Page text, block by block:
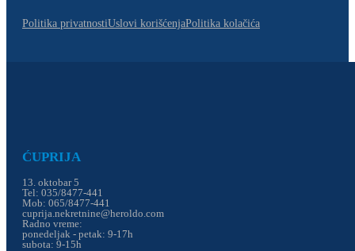
Politika privatnostiUslovi korišćenjaPolitika kolačića
ĆUPRIJA
13. oktobar 5
Tel: 035/8477-441
Mob: 065/8477-441
cuprija.nekretnine@heroldo.com
Radno vreme:
ponedeljak - petak: 9-17h
subota: 9-15h